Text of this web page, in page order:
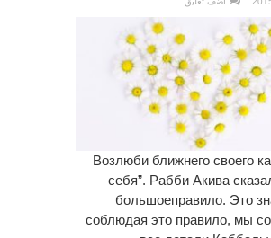
“Возлюби ближнего своего
себя”. Рабби Акива
большоеправило. Это
соблюдая это правило, мы